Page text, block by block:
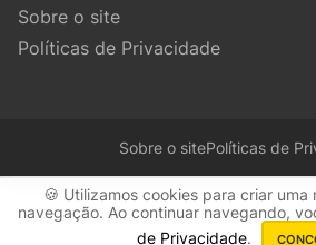
Sobre o site
Políticas de Privacidade
Sobre o sitePolíticas de
🍪 Utilizamos cookies para criar uma
navegação. Ao continuar navegando,
de Privacidade.